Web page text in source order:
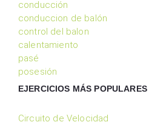
conducción
conduccion de balón
control del balon
calentamiento
pasé
posesión
EJERCICIOS MÁS POPULARES
Circuito de Velocidad